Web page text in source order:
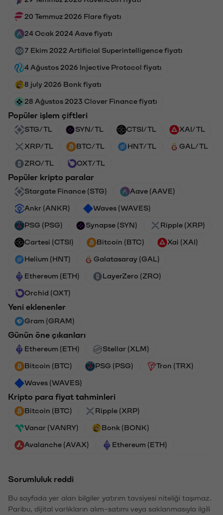
20 Temmuz 2026 Flare fiyatı
24 Ocak 2024 Aave fiyatı
7 Ekim 2022 Artificial Superintelligence fiyatı
4 Ağustos 2026 Injective Protocol fiyatı
8 july 2026 Bonk fiyatı
28 Ağustos 2023 Clover Finance fiyatı
Popüler işlem çiftleri
STG/TL SYN/TL CTSI/TL XAI/TL
XRP/TL BTC/TL HNT/TL GAL/TL
ZRO/TL OXT/TL
Popüler kripto paralar
Stargate Finance (STG) Aave (AAVE)
Ankr (ANKR) Waves (WAVES)
PSG (PSG) Synapse (SYN) Ripple (XRP)
Cartesi (CTSI) Bitcoin (BTC) Xai (XAI)
Helium (HNT) Galatasaray (GAL)
Ethereum (ETH) LayerZero (ZRO)
Orchid (OXT)
Yeni eklenenler
Gram (GRAM)
Günün öne çıkanları
Ethereum (ETH) Stellar (XLM)
Bitcoin (BTC) PSG (PSG) Tron (TRX)
Waves (WAVES)
Kripto para fiyat tahminleri
Bitcoin (BTC) Ripple (XRP)
Vanar (VANRY) Bonk (BONK)
Avalanche (AVAX) Ethereum (ETH)
Sorumluluk reddi
Bu sayfada yer alan bilgiler yatırım tavsiyesi niteliği taşımaz.
Paribu, dijital varlıkların alım-satımı veya saklanmasıyla ilgili